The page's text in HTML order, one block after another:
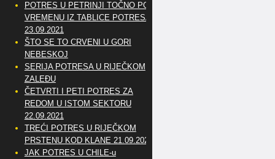
POTRES U PETRINJI TOČNO PO
VREMENU IZ TABLICE POTRESA
23.09.2021
ŠTO SE TO CRVENI U GORI
NEBESKOJ
SERIJA POTRESA U RIJEČKOM
ZALEĐU
ČETVRTI I PETI POTRES ZA
REDOM U ISTOM SEKTORU
22.09.2021
TREĆI POTRES U RIJEČKOM
PRSTENU KOD KLANE 21.09.2021
JAK POTRES U CHILE-u